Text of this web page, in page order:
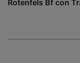
Rotenfels Bf con